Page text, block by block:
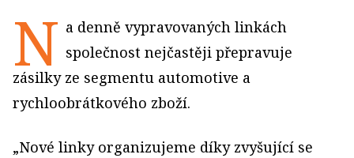
N a denně vypravovaných linkách
společnost nejčastěji přepravuje
zásilky ze segmentu automotive a
rychloobrátkového zboží.
„Nové linky organizujeme díky zvyšující se